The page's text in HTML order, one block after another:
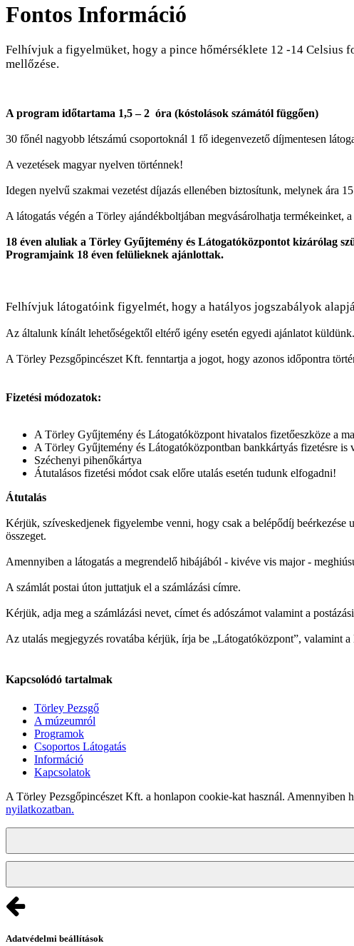
Fontos Információ
Felhívjuk a figyelmüket, hogy a pince hőmérséklete 12 -14 Celsius
mellőzése.
A program időtartama 1,5 – 2 óra (kóstolások számától függően)
30 főnél nagyobb létszámú csoportoknál 1 fő idegenvezető díjmentesen
A vezetések magyar nyelven történnek!
Idegen nyelvű szakmai vezetést díjazás ellenében biztosítunk, melynek ára
A látogatás végén a Törley ajándékboltjában megvásárolhatja
18 éven aluliak a Törley Gyűjtemény és Látogatóközpontot kizárólag
Programjaink 18 éven felülieknek ajánlottak.
Felhívjuk látogatóink figyelmét, hogy a hatályos jogszabályok
Az általunk kínált lehetőségektől eltérő igény esetén egyedi ajánlatot küldünk.
A Törley Pezsgőpincészet Kft. fenntartja a jogot, hogy azonos időpontra
Fizetési módozatok:
A Törley Gyűjtemény és Látogatóközpont hivatalos fizetőeszköze a
A Törley Gyűjtemény és Látogatóközpontban bankkártyás fizetésre is
Széchenyi pihenőkártya
Átutalásos fizetési módot csak előre utalás esetén tudunk elfogadni!
Átutalás
Kérjük, szíveskedjenek figyelembe venni, hogy csak a belépődíj
összeget.
Amennyiben a látogatás a megrendelő hibájából - kivéve vis major -
A számlát postai úton juttatjuk el a számlázási címre.
Kérjük, adja meg a számlázási nevet, címet és adószámot valamint a
Az utalás megjegyzés rovatába kérjük, írja be „Látogatóközpont”, valamint a
Kapcsolódó tartalmak
Törley Pezsgő
A múzeumról
Programok
Csoportos Látogatás
Információ
Kapcsolatok
A Törley Pezsgőpincészet Kft. a honlapon cookie-kat használ. Amennyiben
nyilatkozatban.
Adatvédelmi beállítások